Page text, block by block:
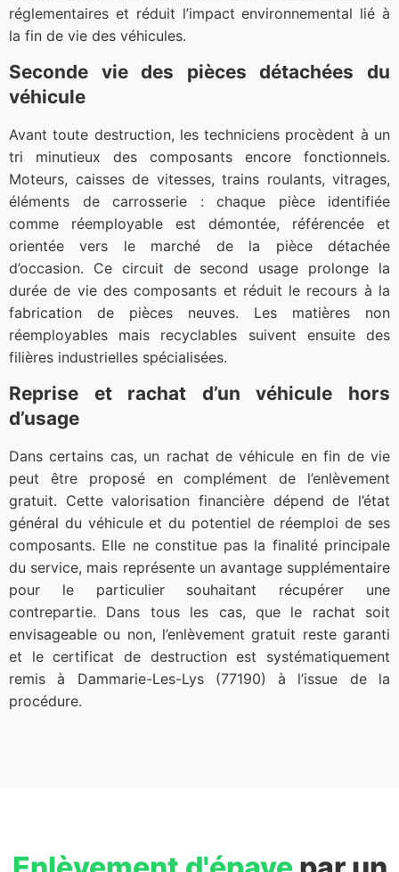
réglementaires et réduit l’impact environnemental lié à
la fin de vie des véhicules.
Seconde vie des pièces détachées du
véhicule
Avant toute destruction, les techniciens procèdent à un
tri minutieux des composants encore fonctionnels.
Moteurs, caisses de vitesses, trains roulants, vitrages,
éléments de carrosserie : chaque pièce identifiée
comme réemployable est démontée, référencée et
orientée vers le marché de la pièce détachée
d’occasion. Ce circuit de second usage prolonge la
durée de vie des composants et réduit le recours à la
fabrication de pièces neuves. Les matières non
réemployables mais recyclables suivent ensuite des
filières industrielles spécialisées.
Reprise et rachat d’un véhicule hors
d’usage
Dans certains cas, un rachat de véhicule en fin de vie
peut être proposé en complément de l’enlèvement
gratuit. Cette valorisation financière dépend de l’état
général du véhicule et du potentiel de réemploi de ses
composants. Elle ne constitue pas la finalité principale
du service, mais représente un avantage supplémentaire
pour le particulier souhaitant récupérer une
contrepartie. Dans tous les cas, que le rachat soit
envisageable ou non, l’enlèvement gratuit reste garanti
et le certificat de destruction est systématiquement
remis à Dammarie-Les-Lys (77190) à l’issue de la
procédure.